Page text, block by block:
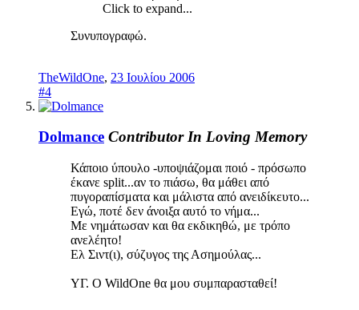
Click to expand...
Συνυπογραφώ.
TheWildOne, 23 Ιουλίου 2006
#4
Dolmance Contributor In Loving Memory
Κάποιο ύπουλο -υποψιάζομαι ποιό - πρόσωπο
έκανε split...αν το πιάσω, θα μάθει από
πυγοραπίσματα και μάλιστα από ανειδίκευτο...
Εγώ, ποτέ δεν άνοιξα αυτό το νήμα...
Με νημάτωσαν και θα εκδικηθώ, με τρόπο
ανελέητο!
Ελ Σιντ(ι), σύζυγος της Ασημούλας...
ΥΓ. Ο WildOne θα μου συμπαρασταθεί!